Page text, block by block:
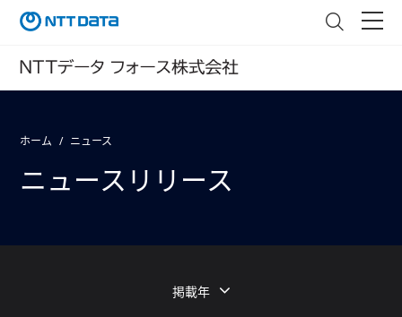
ホーム ニュース
ニュースリリース
掲載年